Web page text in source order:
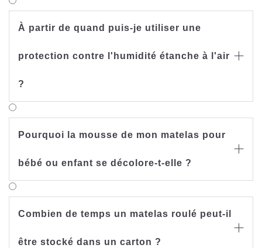
À partir de quand puis-je utiliser une
protection contre l'humidité étanche à l'air
?

Pourquoi la mousse de mon matelas pour
bébé ou enfant se décolore-t-elle ?

Combien de temps un matelas roulé peut-il
être stocké dans un carton ?
